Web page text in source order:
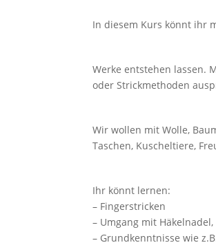
In diesem Kurs könnt ihr
Werke entstehen lassen.
oder Strickmethoden
Wir wollen mit Wolle,
Taschen, Kuscheltiere,
Ihr könnt lernen:
– Fingerstricken
– Umgang mit
– Grundkenntnisse wie